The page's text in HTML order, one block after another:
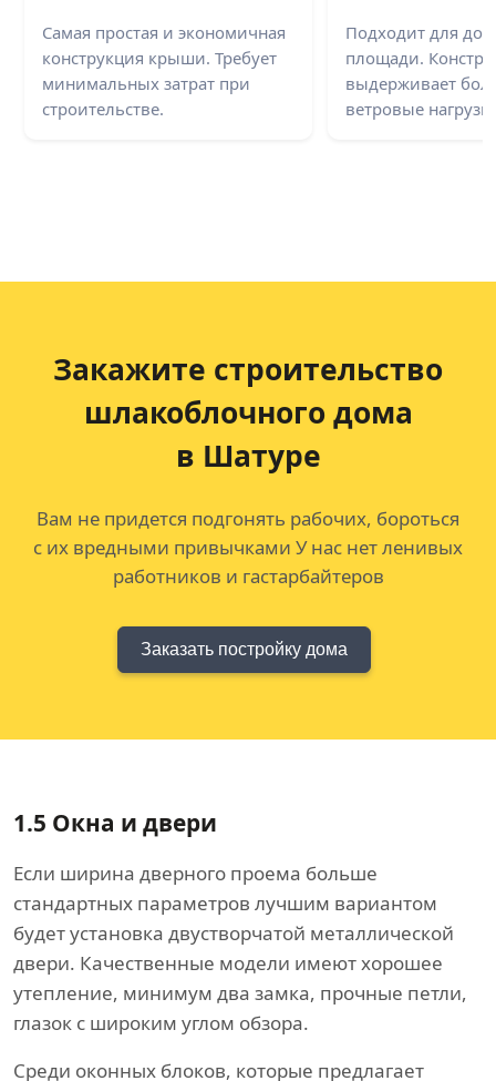
Самая простая и экономичная
конструкция крыши. Требует
минимальных затрат при
строительстве.
Подходит для
площади.
выдерживает
ветровые
Закажите строительство
шлакоблочного дома
в Шатуре
Вам не придется подгонять рабочих, бороться
с их вредными привычками У нас нет ленивых
работников и гастарбайтеров
Заказать постройку дома
1.5 Окна и двери
Если ширина дверного проема больше
стандартных параметров лучшим вариантом
будет установка двустворчатой металлической
двери. Качественные модели имеют хорошее
утепление, минимум два замка, прочные петли,
глазок с широким углом обзора.
Среди оконных блоков, которые предлагает